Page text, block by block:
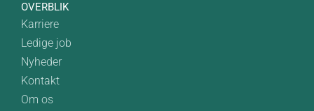
OVERBLIK
Karriere
Ledige job
Nyheder
Kontakt
Om os